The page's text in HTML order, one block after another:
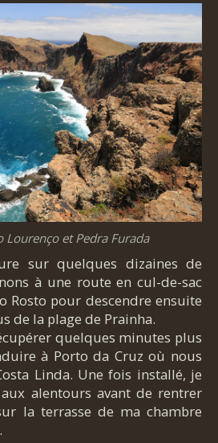
Lourenço et Pedra Furada
sur quelques dizaines de
à une route en cul-de-sac
Rosto pour descendre ensuite
de la plage de Prainha.
quelques minutes plus
à Porto da Cruz où nous
Linda. Une fois installé, je
alentours avant de rentrer
la terrasse de ma chambre